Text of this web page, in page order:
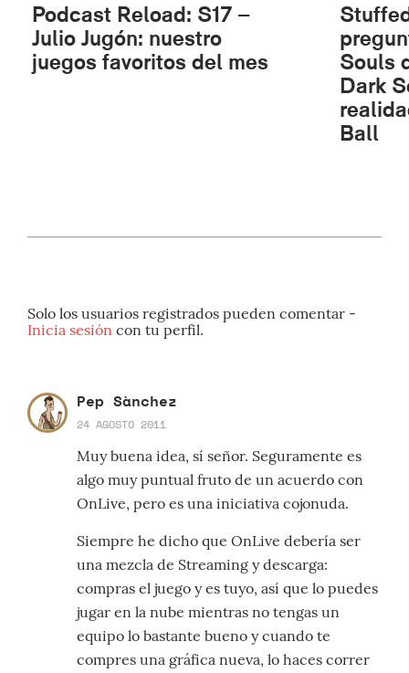
Podcast Reload: S17 –
Julio Jugón: nuestro
juegos favoritos del mes
Souls
Dark
Ball
Solo los usuarios registrados pueden comentar -
Inicia sesión con tu perfil.
Pep Sànchez
24 AGOSTO 2011
Muy buena idea, sí señor. Seguramente es
algo muy puntual fruto de un acuerdo con
OnLive, pero es una iniciativa cojonuda.
Siempre he dicho que OnLive debería ser
una mezcla de Streaming y descarga:
compras el juego y es tuyo, así que lo puedes
jugar en la nube mientras no tengas un
equipo lo bastante bueno y cuando te
compres una gráfica nueva, lo haces correr